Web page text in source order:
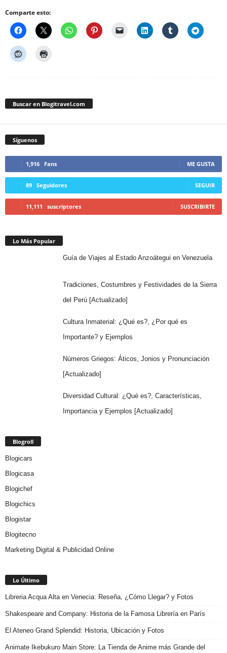
Comparte esto:
Buscar en Blogitravel.com
Síguenos
1,916 Fans ME GUSTA
89 Seguidores SEGUIR
11,111 suscriptores SUSCRIBIRTE
Lo Más Popular
Guía de Viajes al Estado Anzoátegui en Venezuela
Tradiciones, Costumbres y Festividades de la Sierra
del Perú [Actualizado]
Cultura Inmaterial: ¿Qué es?, ¿Por qué es
Importante? y Ejemplos
Números Griegos: Áticos, Jonios y Pronunciación
[Actualizado]
Diversidad Cultural: ¿Qué es?, Características,
Importancia y Ejemplos [Actualizado]
Blogroll
Blogicars
Blogicasa
Blogichef
Blogichics
Blogistar
Blogitecno
Marketing Digital & Publicidad Online
Lo Último
Libreria Acqua Alta en Venecia: Reseña, ¿Cómo Llegar? y Fotos
Shakespeare and Company: Historia de la Famosa Librería en París
El Ateneo Grand Splendid: Historia, Ubicación y Fotos
Animate Ikebukuro Main Store: La Tienda de Anime más Grande del